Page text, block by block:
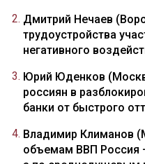
Дмитрий Нечаев
трудоустройства
негативного
Юрий Юденков
россиян в
банки от быстрого
Владимир Климанов
объемам ВВП Россия